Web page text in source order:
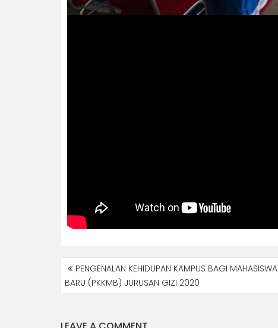
NAVIGASI
POSPENGENALAN KEHIDUPAN KAMPUS BAGI MAHASISWA
BARU (PKKMB) JURUSAN GIZI 2020